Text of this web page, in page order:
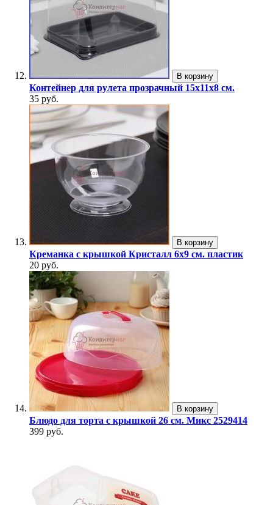
В корзину
Контейнер для рулета прозрачный 15х11х8 см.
35 руб.
В корзину
Креманка с крышкой Кристалл 6х9 см. пластик
20 руб.
В корзину
Блюдо для торта с крышкой 26 см. Микс 2529414
399 руб.